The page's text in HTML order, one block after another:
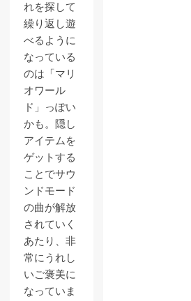
れを探して
繰り返し遊
べるように
なっている
のは「マリ
オワール
ド」っぽい
かも。隠し
アイテムを
ゲットする
ことでサウ
ンドモード
の曲が解放
されていく
あたり、非
常にうれし
いご褒美に
なっていま